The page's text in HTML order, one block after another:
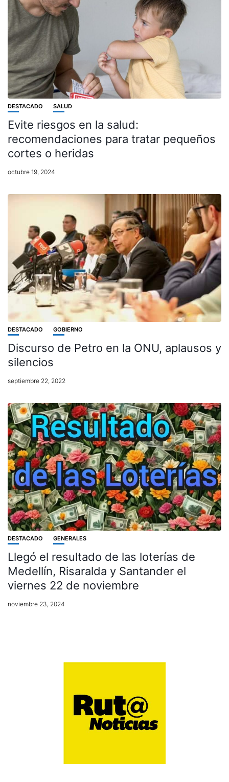
DESTACADO SALUD
Evite riesgos en la salud:
recomendaciones para tratar pequeños
cortes o heridas
octubre 19, 2024
DESTACADO GOBIERNO
Discurso de Petro en la ONU, aplausos y
silencios
septiembre 22, 2022
DESTACADO GENERALES
Llegó el resultado de las loterías de
Medellín, Risaralda y Santander el
viernes 22 de noviembre
noviembre 23, 2024